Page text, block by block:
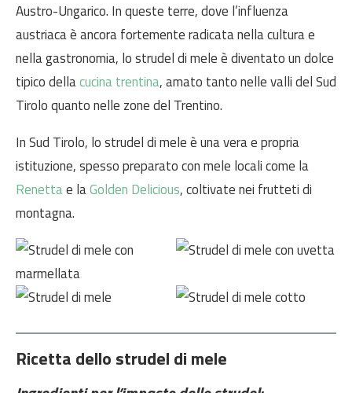
Austro-Ungarico. In queste terre, dove l’influenza
austriaca è ancora fortemente radicata nella cultura e
nella gastronomia, lo strudel di mele è diventato un dolce
tipico dellacucina trentina, amato tanto nelle valli del Sud
Tirolo quanto nelle zone del Trentino.
In Sud Tirolo, lo strudel di mele è una vera e propria
istituzione, spesso preparato con mele locali come la
Renettae laGolden Delicious, coltivate nei frutteti di
montagna.
Ricetta dello strudel di mele